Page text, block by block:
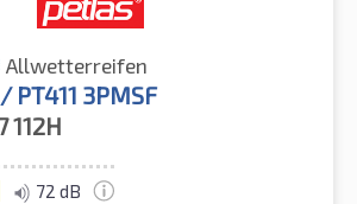
Allwetterreifen
PT411 3PMSF
112H
72 dB